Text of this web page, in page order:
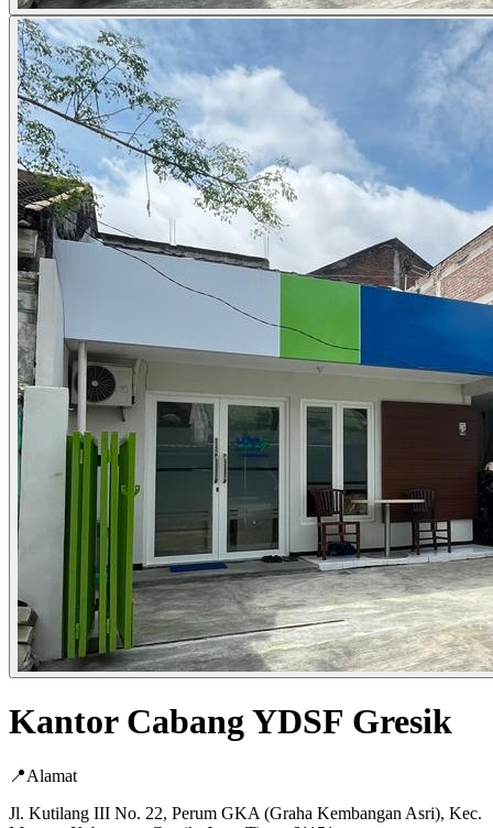
Kantor CabangYDSF Gresik
📍Alamat
Jl. Kutilang III No. 22, Perum GKA (Graha Kembangan Asri), Kec.